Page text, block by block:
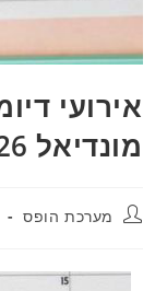
מונדיאל 2026 ואופניים
מחבר:מערכת הופס